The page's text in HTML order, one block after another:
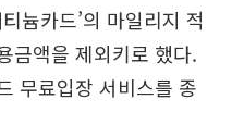
늄카드’의 마일리지 적
금액을 제외키로 했다.
무료입장 서비스를 종